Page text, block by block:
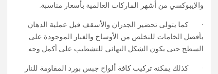
والإيبوكسي من أشهر الماركات العالمية بأسعار مناسبة.
· كما يتولى تحضير الجدران والأسقف قبل عملية الدهان
بأفضل الخامات للتخلص من الأوساخ والغبار الموجودة على
السطح حتى يكون الشكل النهائي للتشطيب على أكمل وجه.
· كذلك يمكنه تركيب كافة ألواح جبس بورد المقاومة للنار